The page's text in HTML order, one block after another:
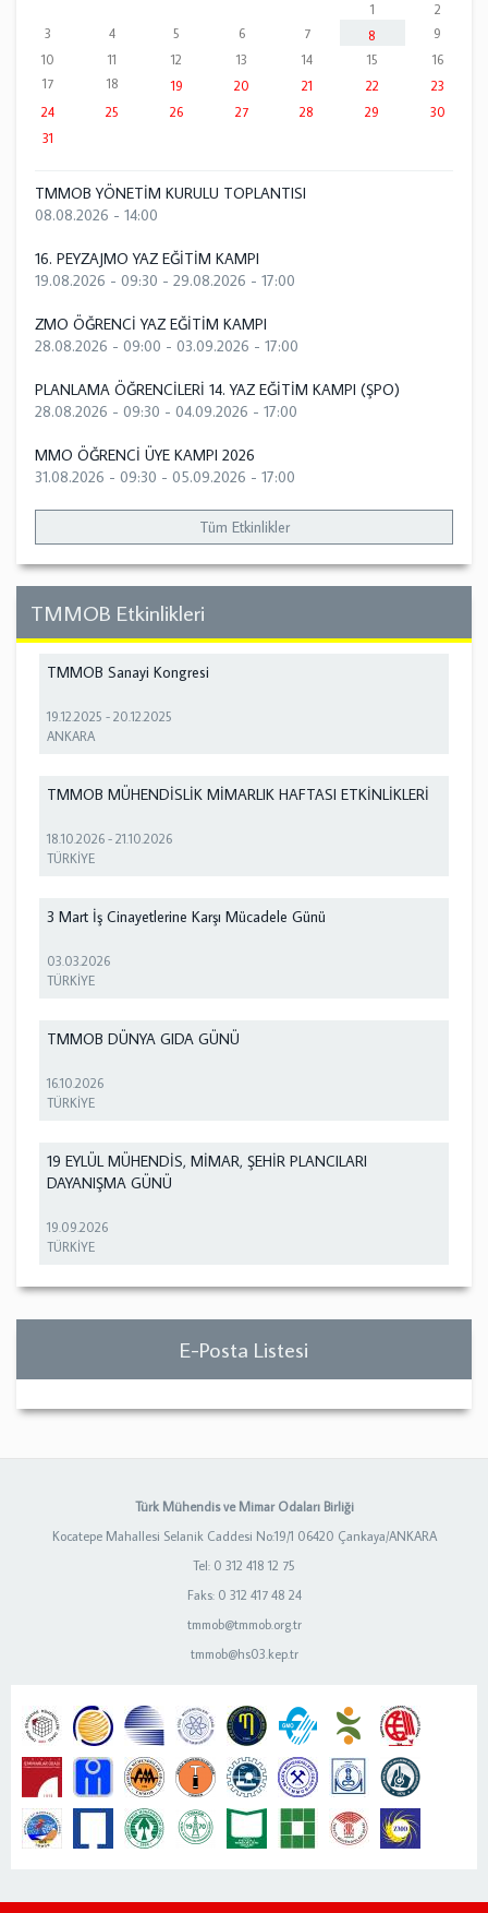
1
2
3
4 5 6 7 8
9
10
11 12 13 14 15
16
17
18 19 20 21 22
23
24
25 26 27 28 29
30
31
TMMOB YÖNETİM KURULU TOPLANTISI
08.08.2026 - 14:00
16. PEYZAJMO YAZ EĞİTİM KAMPI
19.08.2026 - 09:30 - 29.08.2026 - 17:00
ZMO ÖĞRENCİ YAZ EĞİTİM KAMPI
28.08.2026 - 09:00 - 03.09.2026 - 17:00
PLANLAMA ÖĞRENCİLERİ 14. YAZ EĞİTİM KAMPI (ŞPO)
28.08.2026 - 09:30 - 04.09.2026 - 17:00
MMO ÖĞRENCİ ÜYE KAMPI 2026
31.08.2026 - 09:30 - 05.09.2026 - 17:00
Tüm Etkinlikler
TMMOB Etkinlikleri
TMMOB Sanayi Kongresi
19.12.2025 -20.12.2025
ANKARA
TMMOB MÜHENDİSLİK MİMARLIK HAFTASI ETKİNLİKLERİ
18.10.2026 -21.10.2026
TÜRKİYE
3 Mart İş Cinayetlerine Karşı Mücadele Günü
03.03.2026
TÜRKİYE
TMMOB DÜNYA GIDA GÜNÜ
16.10.2026
TÜRKİYE
19 EYLÜL MÜHENDİS, MİMAR, ŞEHİR PLANCILARI
DAYANIŞMA GÜNÜ
19.09.2026
TÜRKİYE
E-Posta Listesi
Türk Mühendis ve Mimar Odaları Birliği
Kocatepe Mahallesi Selanik Caddesi No:19/1 06420 Çankaya/ANKARA
Tel: 0 312 418 12 75
Faks: 0 312 417 48 24
tmmob@tmmob.org.tr
tmmob@hs03.kep.tr